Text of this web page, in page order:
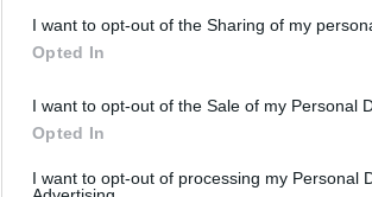
I want to opt-out of the Sharing of my
Opted In
I want to opt-out of the Sale of my Personal
Opted In
I want to opt-out of processing my Personal